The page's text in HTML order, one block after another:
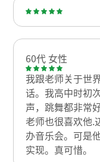
60代 女性
我跟老师关于世
话。我高中时初
声，跳舞都非常
老师也很喜欢他.
办音乐会。可是
实现。真可惜。